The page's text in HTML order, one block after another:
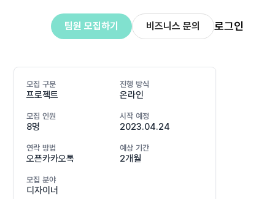
팀원 모집하기 비즈니스 문의 로그인
모집 구분
프로젝트
진행 방식
온라인
모집 인원
8명
시작 예정
2023.04.24
연락 방법
오픈카카오톡
예상 기간
2개월
모집 분야
디자이너